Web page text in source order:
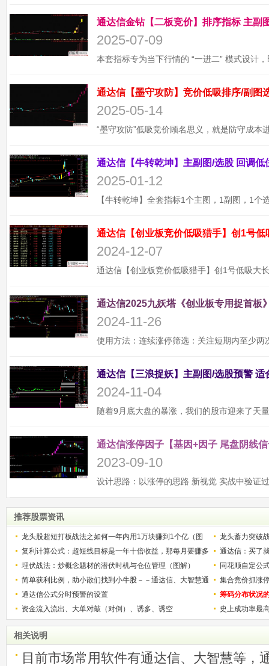
2025-07-09
2025-05-14
2025-01-12
通达信【创业板竞价低吸猎手】创1号
2024-12-07
通达信2025九妖塔《创业板专用捉首板
2024-11-26
2024-11-04
通达信涨停因子【基因+因子 尾盘阴线
2023-09-10
推荐股票资讯
龙头股超短打板战法之如何一年内用1万块赚到1个亿（图
解）
龙头蓄力突破
的技巧（图解
复利计算公式：超短线目标是一年十倍收益，那每月要赚多
少？
通达信：买了
埋伏战法：炒概念题材的潜伏时机与仓位管理（图解）
同花顺自定公
简单获利比例，助小散们找到小牛股－－通达信、大智慧通
用
集合竞价抓涨
通达信公式分时预警的设置
筹码分布状况
资金流入流出、大单对敲（对倒）、诱多、诱空
史上成功率最
相关说明
目前市场常用软件有通达信、大智慧等，